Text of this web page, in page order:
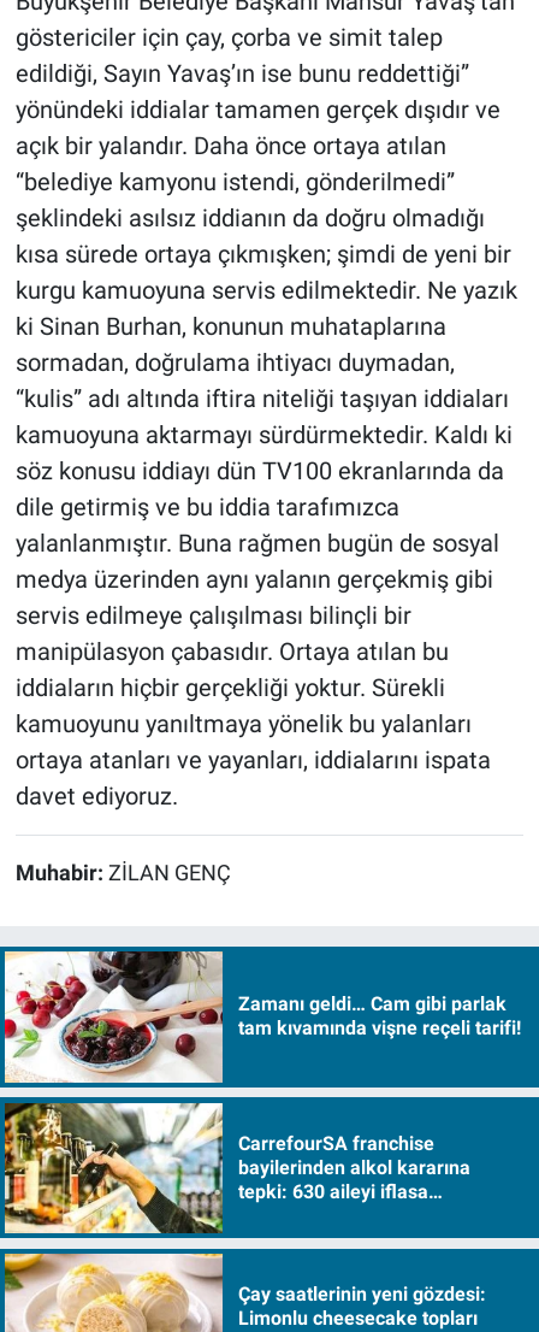
göstericiler için çay, çorba ve simit talep
edildiği, Sayın Yavaş’ın ise bunu reddettiği”
yönündeki iddialar tamamen gerçek dışıdır ve
açık bir yalandır. Daha önce ortaya atılan
“belediye kamyonu istendi, gönderilmedi”
şeklindeki asılsız iddianın da doğru olmadığı
kısa sürede ortaya çıkmışken; şimdi de yeni bir
kurgu kamuoyuna servis edilmektedir. Ne yazık
ki Sinan Burhan, konunun muhataplarına
sormadan, doğrulama ihtiyacı duymadan,
“kulis” adı altında iftira niteliği taşıyan iddiaları
kamuoyuna aktarmayı sürdürmektedir. Kaldı ki
söz konusu iddiayı dün TV100 ekranlarında da
dile getirmiş ve bu iddia tarafımızca
yalanlanmıştır. Buna rağmen bugün de sosyal
medya üzerinden aynı yalanın gerçekmiş gibi
servis edilmeye çalışılması bilinçli bir
manipülasyon çabasıdır. Ortaya atılan bu
iddiaların hiçbir gerçekliği yoktur. Sürekli
kamuoyunu yanıltmaya yönelik bu yalanları
ortaya atanları ve yayanları, iddialarını ispata
davet ediyoruz.
Muhabir: ZİLAN GENÇ
Zamanı geldi… Cam gibi parlak
tam kıvamında vişne reçeli tarifi!
CarrefourSA franchise
bayilerinden alkol kararına
tepki: 630 aileyi iflasa
Çay saatlerinin yeni gözdesi:
Limonlu cheesecake topları